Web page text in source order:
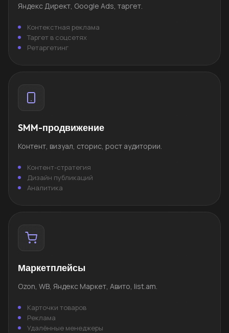
Яндекс Директ, Google Ads, таргет.
Контекстная реклама
Таргет в соцсетях
Ретаргетинг
SMM-продвижение
Контент, визуал, сторис, рост аудитории.
Контент-стратегия
Дизайн публикаций
Аналитика
Маркетплейсы
Ozon, WB, Яндекс Маркет, Авито, list.am.
Карточки товаров
Реклама
Удалённые менеджеры